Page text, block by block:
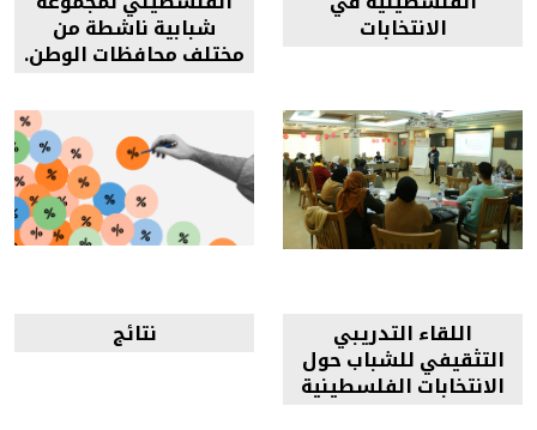
الانتخابات
شبابية ناشطة من
مختلف محافظات الوطن.
اللقاء التدريبي
التثقيفي للشباب حول
الانتخابات الفلسطينية
نتائج